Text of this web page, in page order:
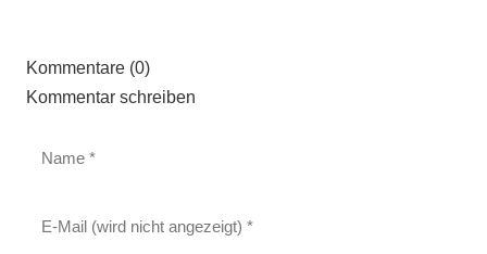
Kommentare (0)
Kommentar schreiben